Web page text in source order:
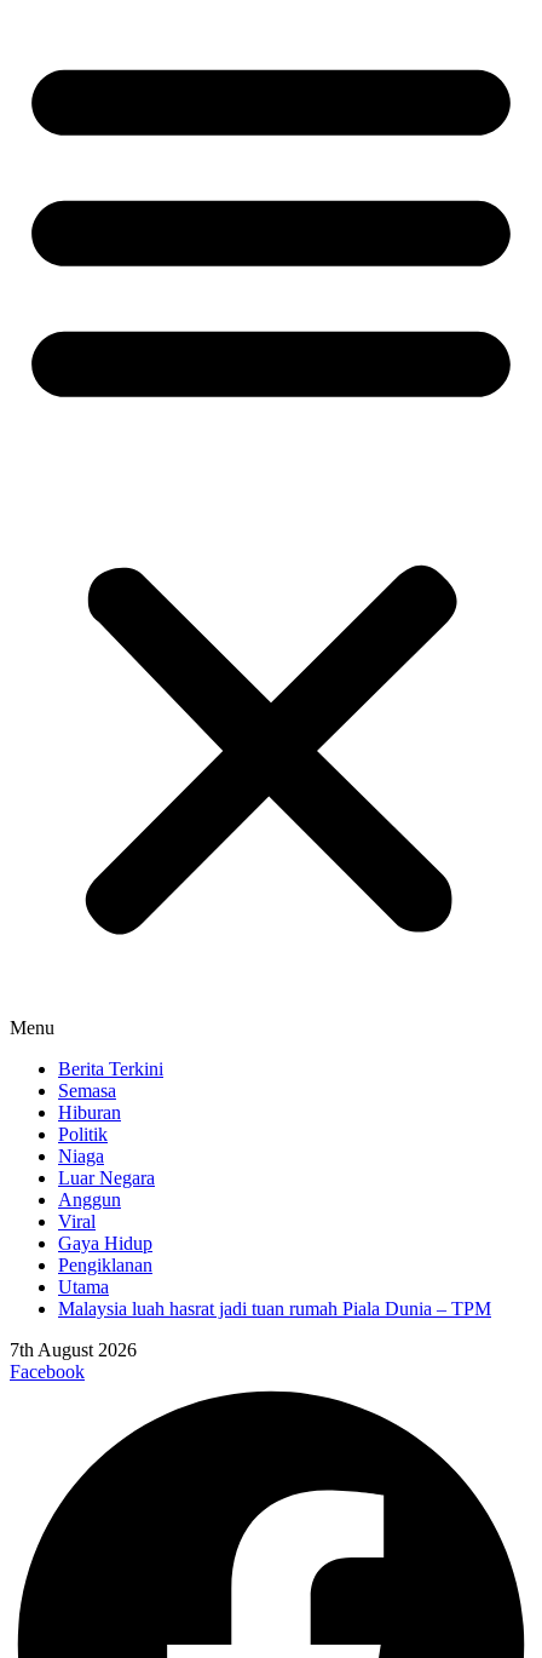
Menu
Berita Terkini
Semasa
Hiburan
Politik
Niaga
Luar Negara
Anggun
Viral
Gaya Hidup
Pengiklanan
Utama
Malaysia luah hasrat jadi tuan rumah Piala Dunia – TPM
7th August 2026
Facebook